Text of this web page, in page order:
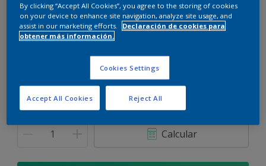
Gris Nórdico - 90BG 16/060
Cambiar de color
900 ML
Cantidad Calculadora de pintura
Calcular
By clicking “Accept All Cookies”, you agree to the storing of cookies
on your device to enhance site navigation, analyze site usage, and
assist in our marketing efforts.
Declaración de cookies para
obtener más información.
Cookies Settings
Reject All
Accept All Cookies